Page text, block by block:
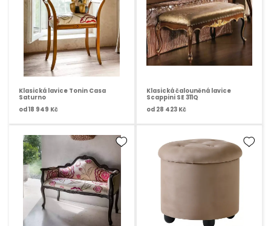
Klasická lavice Tonin Casa
Saturno
od18 949 Kč
Klasická čalouněná lavice
Scappini SE 311Q
od 28 423 Kč